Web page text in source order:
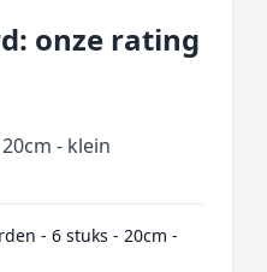
onze rating
- klein
- 6 stuks - 20cm -